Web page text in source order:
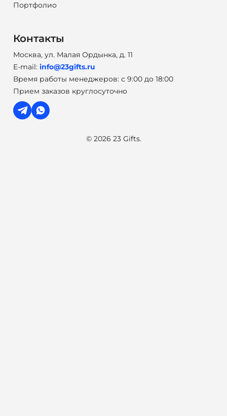
Портфолио
Контакты
Москва, ул. Малая Ордынка, д. 11
E-mail: info@23gifts.ru
Время работы менеджеров: с 9:00 до 18:00
Прием заказов круглосуточно
© 2026 23 Gifts.